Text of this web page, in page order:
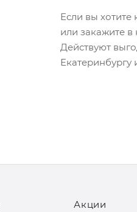
Если вы
или закажите
Действуют
Екатеринбургу
Акции